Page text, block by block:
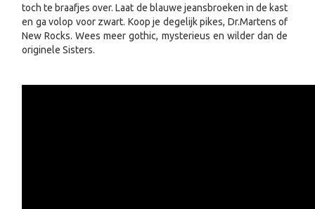
toch te braafjes over. Laat de blauwe jeansbroeken in de kast
en ga volop voor zwart. Koop je degelijk pikes, Dr.Martens of
New Rocks. Wees meer gothic, mysterieus en wilder dan de
originele Sisters.